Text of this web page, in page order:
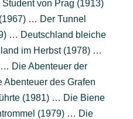
von Prag (1913)
… Der Tunnel
… Deutschland bleiche
im Herbst (1978) …
Die Abenteuer der
des Grafen
(1981) … Die Biene
(1979) … Die